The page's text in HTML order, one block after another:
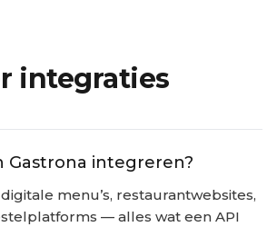
integraties
Gastrona integreren?
menu’s, restaurantwebsites,
— alles wat een API